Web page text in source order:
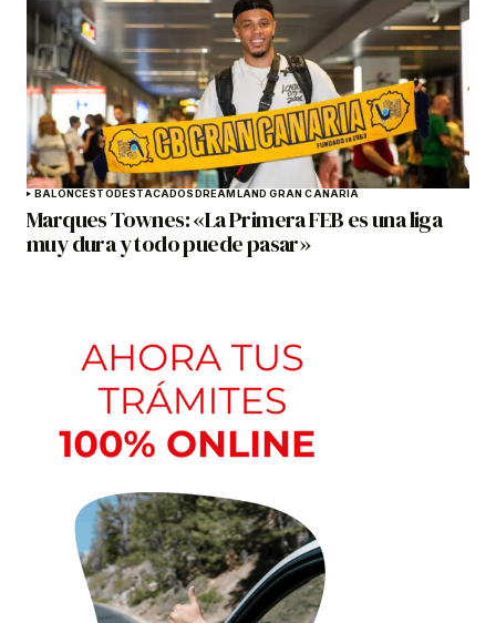
BALONCESTO DESTACADOS DREAMLAND GRAN CANARIA
Marques Townes: «La Primera FEB es una liga
muy dura y todo puede pasar»